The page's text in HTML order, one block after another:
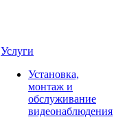
Услуги
Установка,
монтаж и
обслуживание
видеонаблюдения